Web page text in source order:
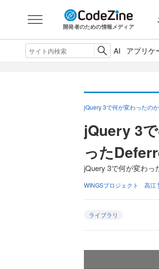
開発者のための情報メディア
AI アプリケ
jQuery 3で何が変わったのか
jQuery 3
った
jQuery 3で何が変わっ
WINGSプロジェクト 高江
ライブラリ